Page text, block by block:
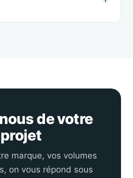
de votre
projet
marque, vos volumes
on vous répond sous